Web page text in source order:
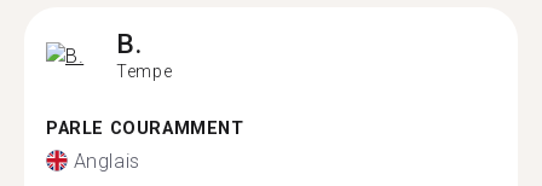
B.
Tempe
PARLE COURAMMENT
Anglais